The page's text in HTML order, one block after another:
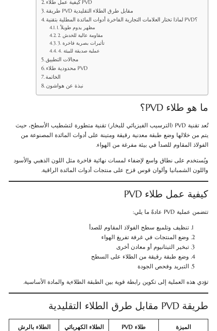
كيفية عمل طلاء PVD
طريقة PVD مقابل طرق الطلاء التقليدية
لماذا تختار العلامات التجارية الفاخرة أدوات المائدة المطلية بتقنية PVD؟
1. مظهر يدوم طويلاً
2. مقاومة عالية للخدش
3. تأثيرات بصرية فاخرة
4. عملية صديقة للبيئة
مجالات التطبيق
محدودية طلاء PVD
الخاتمة
نبذة عن هواشون
ما هو طلاء PVD؟
تُعد تقنية PVD (الترسيب الفيزيائي للبخار) تقنية متطورة لتشطيب الأسطح، حيث
يتم من خلالها وضع طبقة معدنية رقيقة ومتينة على أدوات المائدة المصنوعة من
الفولاذ المقاوم للصدأ في بيئة مفرغة من الهواء.
ويُستخدم على نطاق واسع لإضفاء لمسات نهائية فاخرة مثل اللون الذهبي والأسود
واللون الشمبانيا وألوان قوس قزح على منتجات أدوات المائدة الراقية.
كيفية عمل طلاء PVD
تتضمن عملية PVD عادةً ما يلي:
تنظيف وتلميع سطح الفولاذ المقاوم للصدأ
وضع المنتجات في غرفة تفريغ الهواء
تبخير التيتانيوم أو معادن أخرى
وضع طبقة رقيقة من الطلاء على السطح
التبريد وفحص الجودة
تؤدي هذه العملية إلى تكوين رابطة قوية بين الطبقة الطلاءية والمادة الأساسية.
طريقة PVD مقابل طرق الطلاء التقليدية
الميزة طلاء PVD الطلاء الكهربائي الطلاء بالرش